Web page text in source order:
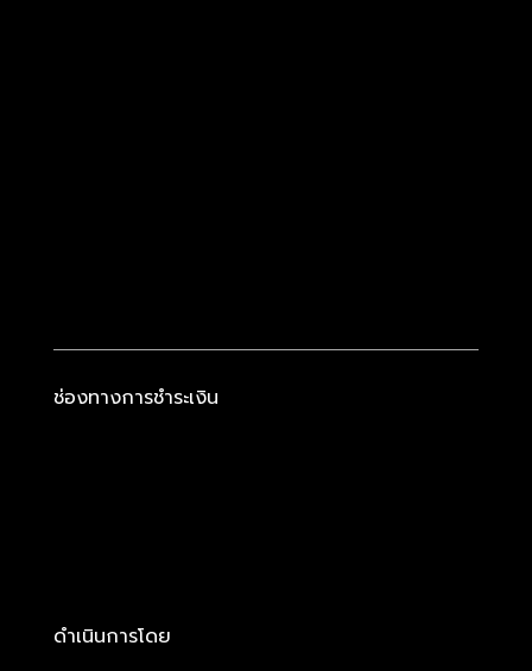
ช่องทางการชำระเงิน
ดำเนินการโดย